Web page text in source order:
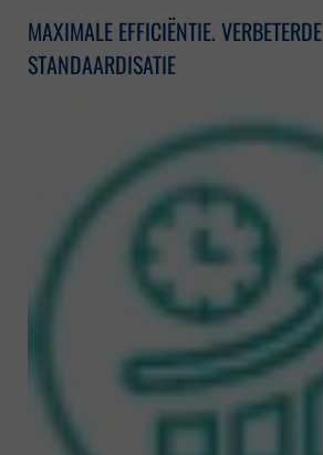
MAXIMALE EFFICIËNTIE. VERBETERDE
STANDAARDISATIE